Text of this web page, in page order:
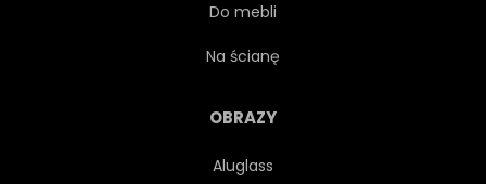
Do mebli
Na ścianę
OBRAZY
Aluglass